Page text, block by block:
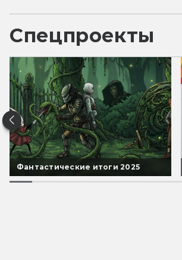
Спецпроекты
Фантастические итоги 2025